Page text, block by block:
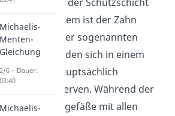
Außerdem ist der Zahn
hohl. In dieser sogenannten
” befinden sich in einem
Zahn hauptsächlich
und Nerven. Während der
über die Blutgefäße mit allen
Michaelis-
Menten-
Gleichung
2/6 – Dauer:
03:40
Michaelis-